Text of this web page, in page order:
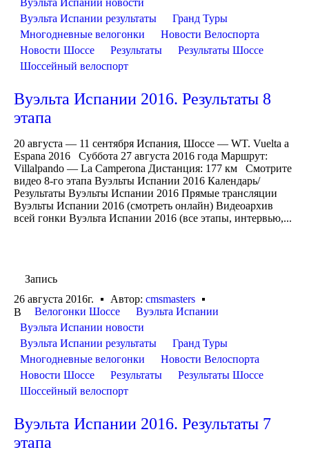
Вуэльта Испании результаты
Гранд Туры
Многодневные велогонки
Новости Велоспорта
Новости Шоссе
Результаты
Результаты Шоссе
Шоссейный велоспорт
Вуэльта Испании 2016. Результаты 8
этапа
20 августа — 11 сентября Испания, Шоссе — WT. Vuelta a
Espana 2016 Суббота 27 августа 2016 года Маршрут:
Villalpando — La Camperona Дистанция: 177 км Смотрите
видео 8-го этапа Вуэльты Испании 2016 Календарь/
Результаты Вуэльты Испании 2016 Прямые трансляции
Вуэльты Испании 2016 (смотреть онлайн) Видеоархив
всей гонки Вуэльта Испании 2016 (все этапы, интервью,...
Запись
26 августа 2016г.
Автор: cmsmasters
В
Велогонки Шоссе
Вуэльта Испании
Вуэльта Испании новости
Вуэльта Испании результаты
Гранд Туры
Многодневные велогонки
Новости Велоспорта
Новости Шоссе
Результаты
Результаты Шоссе
Шоссейный велоспорт
Вуэльта Испании 2016. Результаты 7
этапа